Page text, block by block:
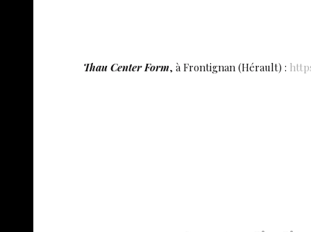
Thau Center Form, à Frontignan (Hérault) :